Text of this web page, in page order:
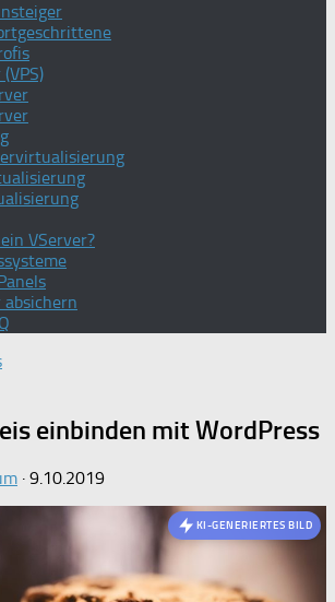
VServer?
absichern
einbinden mit WordPress
· 9.10.2019
KI-GENERIERTES BILD